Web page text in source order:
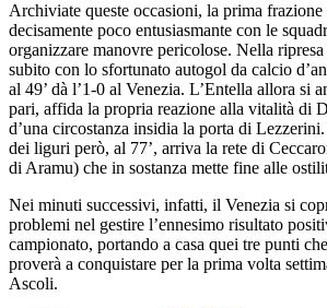
Archiviate queste occasioni, la prima
decisamente poco entusiasmante con le
organizzare manovre pericolose. Nella
subito con lo sfortunato autogol da calcio
al 49’ dà l’1-0 al Venezia. L’Entella allora si
pari, affida la propria reazione alla vitalità di
d’una circostanza insidia la porta di
dei liguri però, al 77’, arriva la rete di
di Aramu) che in sostanza mette fine alle
Nei minuti successivi, infatti, il Venezia si
problemi nel gestire l’ennesimo risultato
campionato, portando a casa quei tre punti
proverà a conquistare per la prima volta
Ascoli.